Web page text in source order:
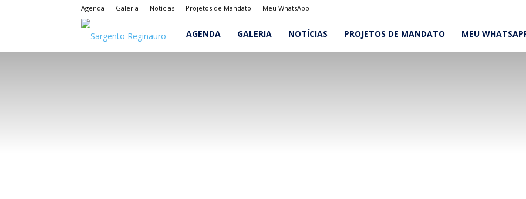
Agenda Galeria Notícias Projetos de Mandato Meu WhatsApp
Sargento
AGENDA GALERIA NOTÍCIAS PROJETOS DE MANDATO MEU